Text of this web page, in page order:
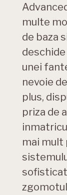
multe
de baza
unei
nevoie
plus,
priza de
mai mult